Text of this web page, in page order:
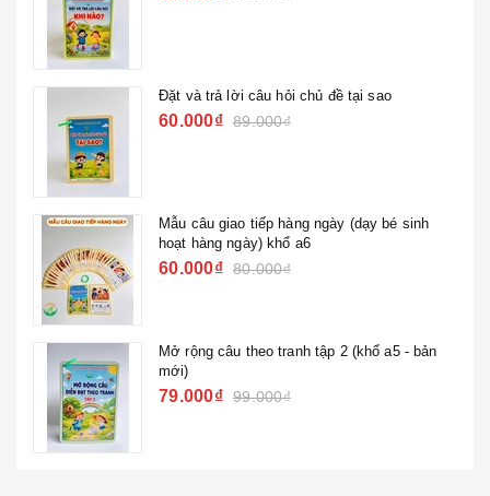
Đặt và trả lời câu hỏi chủ đề tại sao
60.000₫ 89.000₫
Mẫu câu giao tiếp hàng ngày (dạy bé sinh
hoạt hàng ngày) khổ a6
60.000₫ 80.000₫
Mở rộng câu theo tranh tập 2 (khổ a5 - bản
mới)
79.000₫ 99.000₫